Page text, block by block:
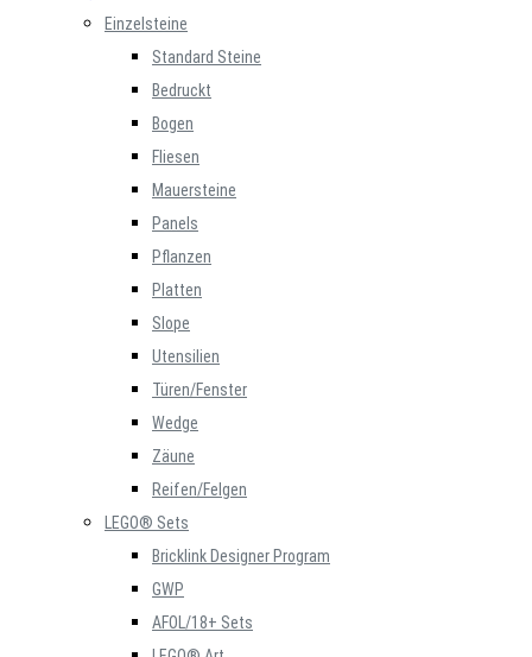
Einzelsteine
Standard Steine
Bedruckt
Bogen
Fliesen
Mauersteine
Panels
Pflanzen
Platten
Slope
Utensilien
Türen/Fenster
Wedge
Zäune
Reifen/Felgen
LEGO® Sets
Bricklink Designer Program
GWP
AFOL/18+ Sets